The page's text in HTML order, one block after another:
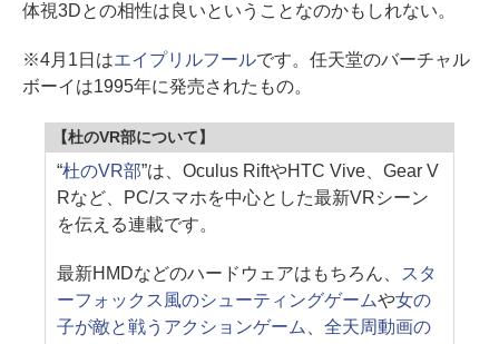
体視3Dとの相性は良いということなのかもしれない。
※4月1日はエイプリルフールです。任天堂のバーチャル
ボーイは1995年に発売されたもの。
【杜のVR部について】
“杜のVR部”は、Oculus RiftやHTC Vive、Gear V
Rなど、PC/スマホを中心とした最新VRシーン
を伝える連載です。
最新HMDなどのハードウェアはもちろん、
スタ
ーフォックス風のシューティングゲームや女の
子が敵と戦うアクションゲーム
、全天周動画の